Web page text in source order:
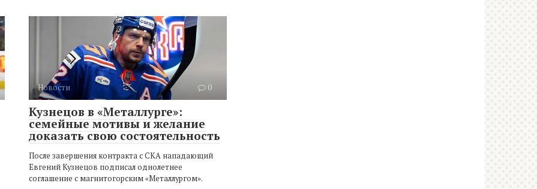
Новости 0
Кузнецов в «Металлурге»:
семейные мотивы и желание
доказать свою состоятельность
После завершения контракта с СКА нападающий
Евгений Кузнецов подписал однолетнее
соглашение с магнитогорским «Металлургом».